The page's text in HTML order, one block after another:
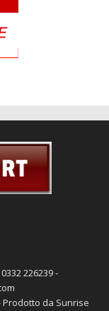
226239 -
Prodotto da Sunrise